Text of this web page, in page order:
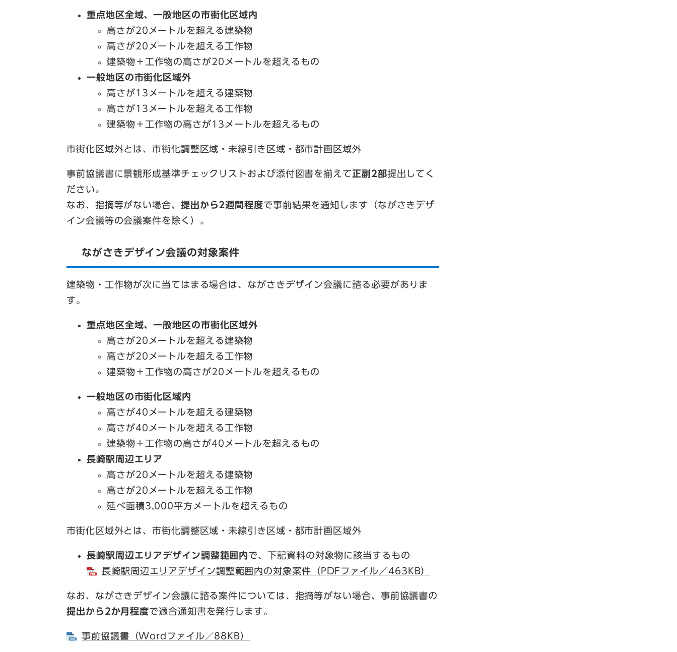
重点地区全域、一般地区の市街化区域内
高さが20メートルを超える建築物
高さが20メートルを超える工作物
建築物＋工作物の高さが20メートルを超えるもの
一般地区の市街化区域外
高さが13メートルを超える建築物
高さが13メートルを超える工作物
建築物＋工作物の高さが13メートルを超えるもの
市街化区域外とは、市街化調整区域・未線引き区域・都市計画区域外
事前協議書に景観形成基準チェックリストおよび添付図書を揃えて正副2部提出してく
ださい。
なお、指摘等がない場合、 提出から2週間程度で事前結果を通知します（ながさきデザ
イン会議等の会議案件を除く）。
ながさきデザイン会議の対象案件
建築物・工作物が次に当てはまる場合は、ながさきデザイン会議に諮る必要がありま
す。
重点地区全域、一般地区の市街化区域外
高さが20メートルを超える建築物
高さが20メートルを超える工作物
建築物＋工作物の高さが20メートルを超えるもの
一般地区の市街化区域内
高さが40メートルを超える建築物
高さが40メートルを超える工作物
建築物＋工作物の高さが40メートルを超えるもの
長崎駅周辺エリア
高さが20メートルを超える建築物
高さが20メートルを超える工作物
延べ面積3,000平方メートルを超えるもの
市街化区域外とは、市街化調整区域・未線引き区域・都市計画区域外
長崎駅周辺エリアデザイン調整範囲内で、下記資料の対象物に該当するもの
長崎駅周辺エリアデザイン調整範囲内の対象案件（PDFファイル／463KB）
なお、ながさきデザイン会議に諮る案件については、指摘等がない場合、事前協議書の
提出から2か月程度で適合通知書を発行します。
事前協議書（Wordファイル／88KB）